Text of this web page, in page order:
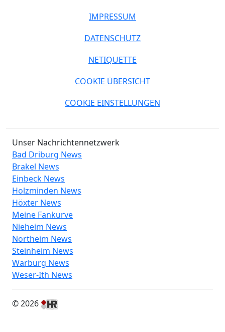
IMPRESSUM
DATENSCHUTZ
NETIQUETTE
COOKIE ÜBERSICHT
COOKIE EINSTELLUNGEN
Unser Nachrichtennetzwerk
Bad Driburg News
Brakel News
Einbeck News
Holzminden News
Höxter News
Meine Fankurve
Nieheim News
Northeim News
Steinheim News
Warburg News
Weser-Ith News
© 2026